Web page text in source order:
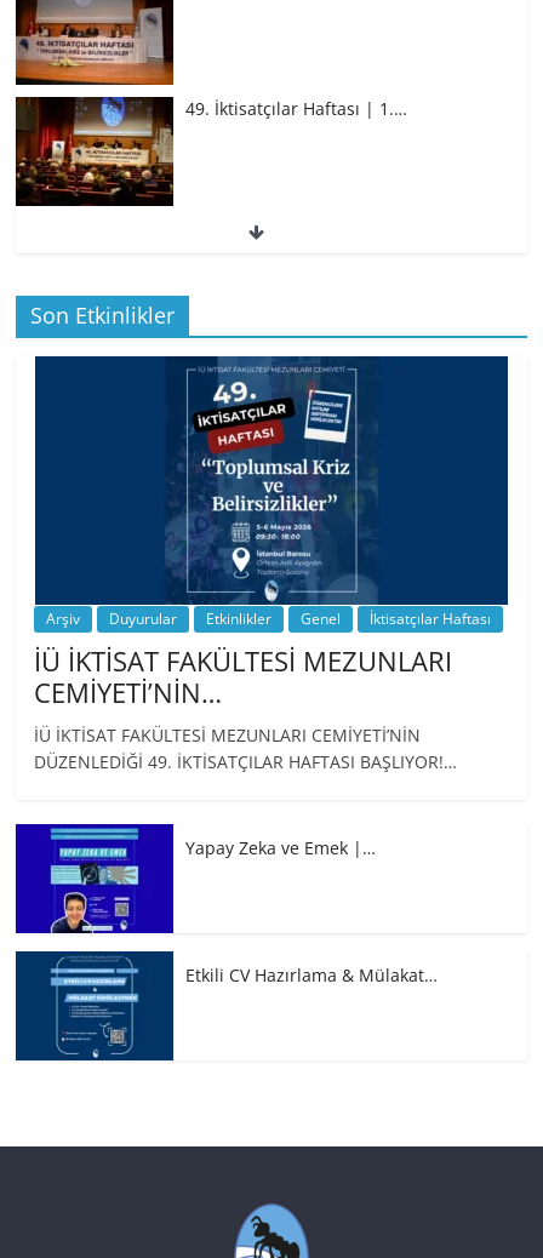
49. İktisatçılar Haftası | 1.…
49. İktisatçılar Haftası | 1.…
BİZ İKTİSATLILAR: İÇİMİZDEN BİRİ PROF.
…
Son Etkinlikler
Arşiv Duyurular Etkinlikler Genel İktisatçılar Haftası
İÜ İKTİSAT FAKÜLTESİ MEZUNLARI
CEMİYETİ’NİN…
İÜ İKTİSAT FAKÜLTESİ MEZUNLARI CEMİYETİ’NİN
DÜZENLEDİĞİ 49. İKTİSATÇILAR HAFTASI BAŞLIYOR!…
Yapay Zeka ve Emek |…
Etkili CV Hazırlama & Mülakat…